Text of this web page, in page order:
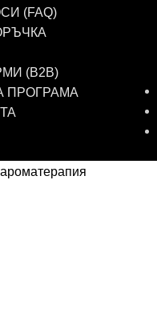
(FAQ)
(B2B)
ПРОГРАМА